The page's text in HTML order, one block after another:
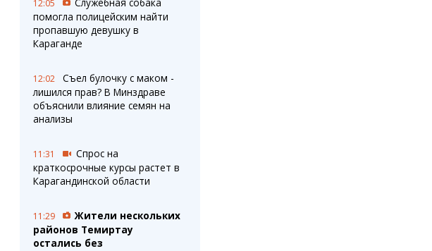
12:05
помогла полицейским найти
пропавшую девушку в
Караганде
12:02
Съел булочку с маком -
лишился прав? В Минздраве
объяснили влияние семян на
анализы
11:31
Спрос на
краткосрочные курсы растет в
Карагандинской области
11:29
Жители нескольких
районов Темиртау
остались без